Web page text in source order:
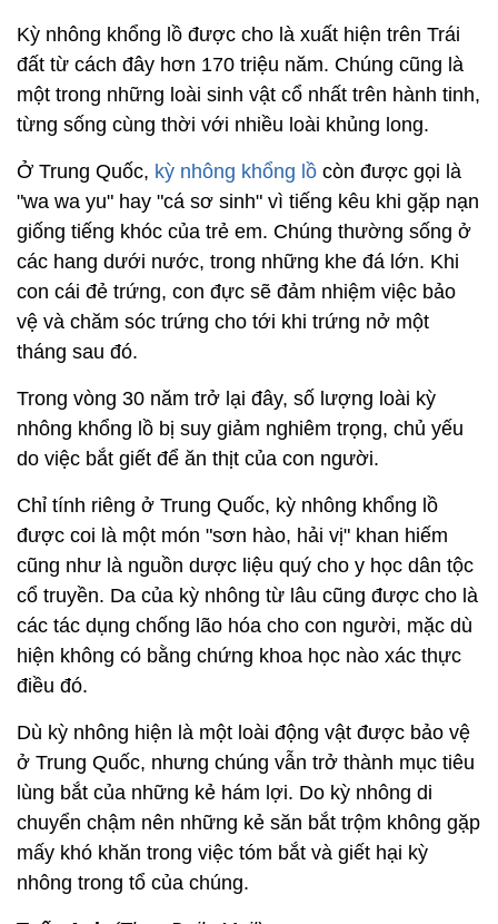
Kỳ nhông khổng lồ được cho là xuất hiện trên Trái
đất từ cách đây hơn 170 triệu năm. Chúng cũng là
một trong những loài sinh vật cổ nhất trên hành tinh,
từng sống cùng thời với nhiều loài khủng long.
Ở Trung Quốc, kỳ nhông khổng lồ còn được gọi là
"wa wa yu" hay "cá sơ sinh" vì tiếng kêu khi gặp nạn
giống tiếng khóc của trẻ em. Chúng thường sống ở
các hang dưới nước, trong những khe đá lớn. Khi
con cái đẻ trứng, con đực sẽ đảm nhiệm việc bảo
vệ và chăm sóc trứng cho tới khi trứng nở một
tháng sau đó.
Trong vòng 30 năm trở lại đây, số lượng loài kỳ
nhông khổng lồ bị suy giảm nghiêm trọng, chủ yếu
do việc bắt giết để ăn thịt của con người.
Chỉ tính riêng ở Trung Quốc, kỳ nhông khổng lồ
được coi là một món "sơn hào, hải vị" khan hiếm
cũng như là nguồn dược liệu quý cho y học dân tộc
cổ truyền. Da của kỳ nhông từ lâu cũng được cho là
các tác dụng chống lão hóa cho con người, mặc dù
hiện không có bằng chứng khoa học nào xác thực
điều đó.
Dù kỳ nhông hiện là một loài động vật được bảo vệ
ở Trung Quốc, nhưng chúng vẫn trở thành mục tiêu
lùng bắt của những kẻ hám lợi. Do kỳ nhông di
chuyển chậm nên những kẻ săn bắt trộm không gặp
mấy khó khăn trong việc tóm bắt và giết hại kỳ
nhông trong tổ của chúng.